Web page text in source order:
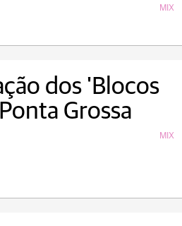
MIX
dos 'Blocos
Grossa
MIX